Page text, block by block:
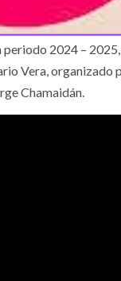
2024 –
Vera,
Chamaidán.